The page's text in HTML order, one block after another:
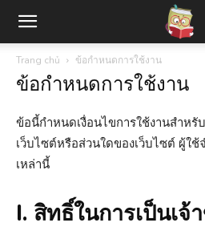
Trang chủ ข้อกำหนดการใช้งาน
ข้อกำหนดการใช้งาน
ข้อนี้กำหนดเงื่อนไขการใช้งานสำหรั
เว็บไซต์หรือส่วนใดของเว็บไซต์ ผู้ใช้
เหล่านี้
I. สิทธิ์ในการเป็นเจ้